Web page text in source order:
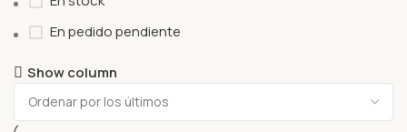
En pedido pendiente
Show column